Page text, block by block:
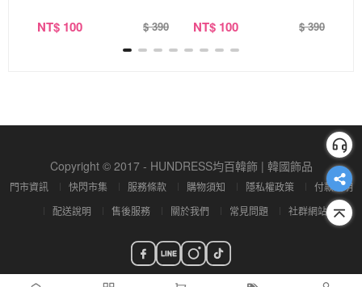
NT$ 100 $ 390 NT$ 100 $ 390
Copyright © 2017 - HUNDRESS均百韓飾 | 韓國飾品
門市資訊 快閃市集 服務條款 購物須知 隱私權政策
付款說明
配送說明
售後服務 關於我們 常見問題 社群網站